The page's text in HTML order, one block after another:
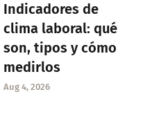
Indicadores de
clima laboral: qué
son, tipos y cómo
medirlos
Aug 4, 2026